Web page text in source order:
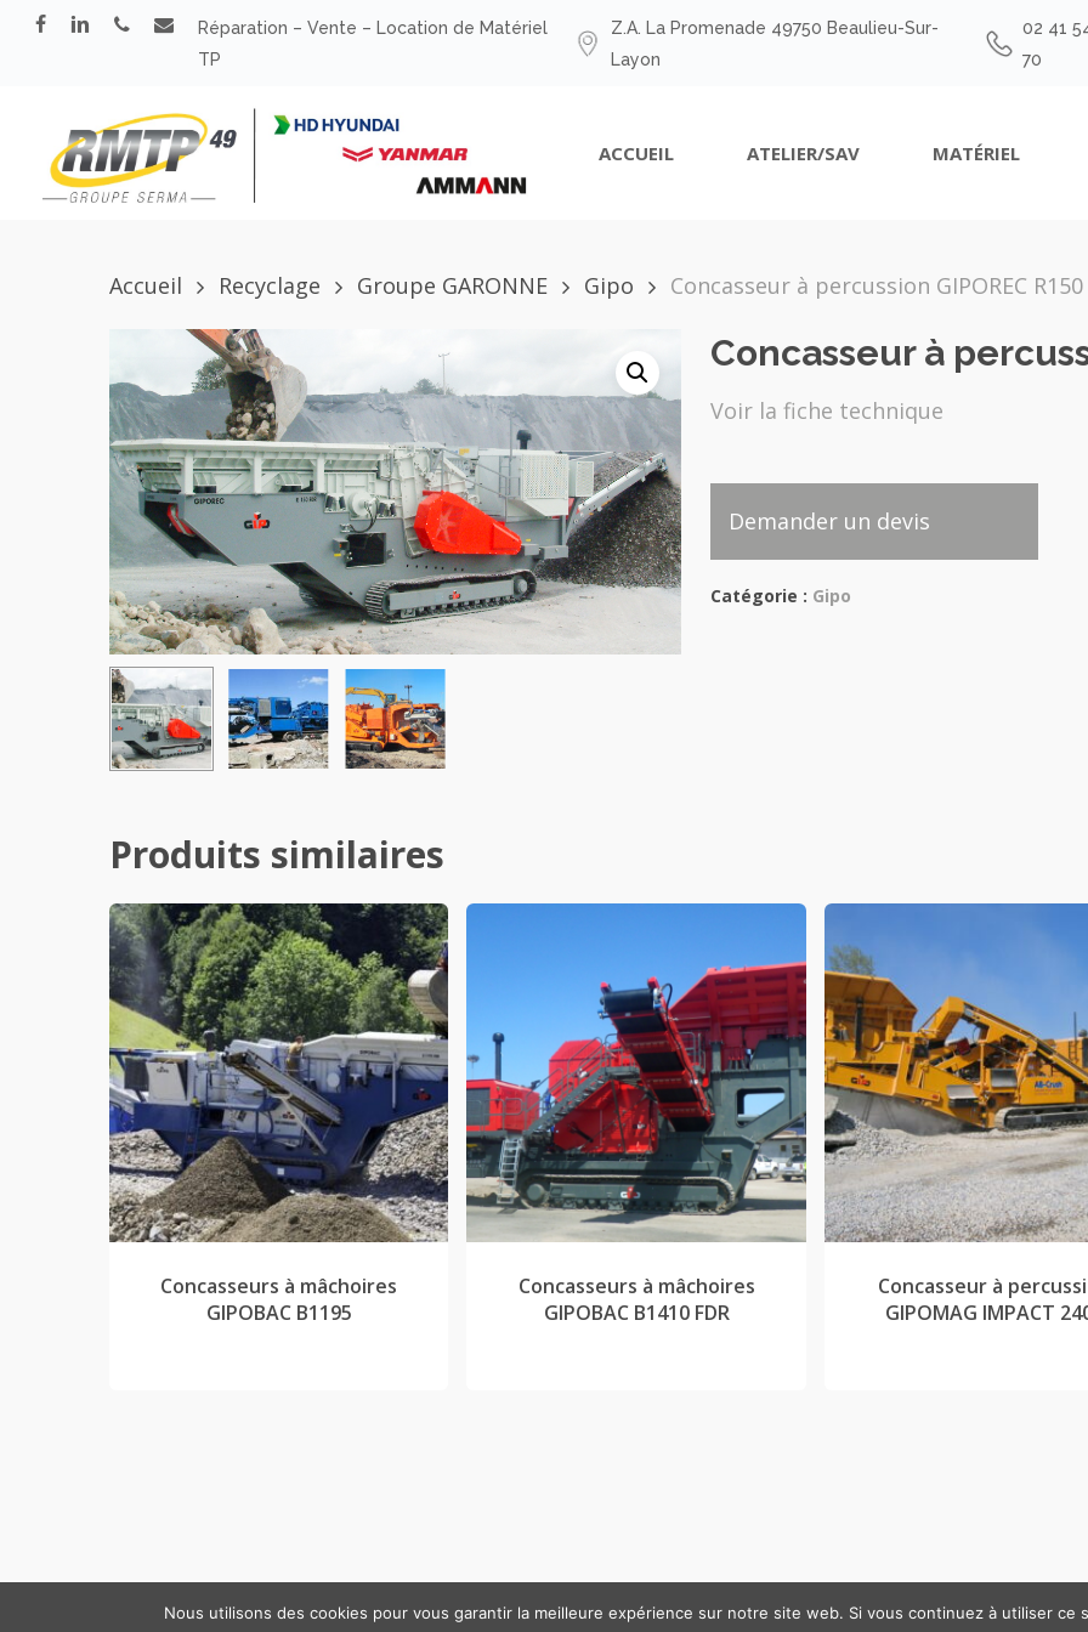
Skipfacebook
linkedinphoneemail
Réparation – Vente – Location de Matériel
TP
Z.A. La Promenade 49750 Beaulieu-Sur-
Layon
02 41
70
ACCUEIL ATELIER/SAV MATÉRIEL
Accueil Recyclage Groupe GARONNE Gipo Concasseur à percussion GIPOREC R150
Concasseur à
Voir la fiche technique
Demander un devis
Catégorie : Gipo
Produits similaires
Concasseurs à mâchoires
GIPOBAC B1195
Concasseurs à mâchoires
GIPOBAC B1410 FDR
Concasseur à
GIPOMAG IMPACT
© 2026 RMTP49. Tous droits réservés. Création Atelier Com'Personne|
Nous utilisons des cookies pour vous garantir la meilleure expérience sur notre site web. Si vous continuez à utiliser